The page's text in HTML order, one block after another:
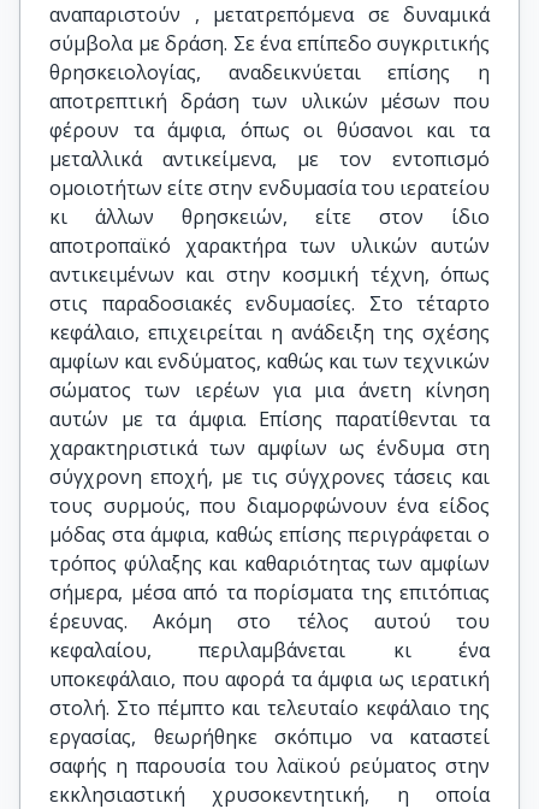
αναπαριστούν , μετατρεπόμενα σε δυναμικά
σύμβολα με δράση. Σε ένα επίπεδο συγκριτικής
θρησκειολογίας, αναδεικνύεται επίσης η
αποτρεπτική δράση των υλικών μέσων που
φέρουν τα άμφια, όπως οι θύσανοι και τα
μεταλλικά αντικείμενα, με τον εντοπισμό
ομοιοτήτων είτε στην ενδυμασία του ιερατείου
κι άλλων θρησκειών, είτε στον ίδιο
αποτροπαϊκό χαρακτήρα των υλικών αυτών
αντικειμένων και στην κοσμική τέχνη, όπως
στις παραδοσιακές ενδυμασίες. Στο τέταρτο
κεφάλαιο, επιχειρείται η ανάδειξη της σχέσης
αμφίων και ενδύματος, καθώς και των τεχνικών
σώματος των ιερέων για μια άνετη κίνηση
αυτών με τα άμφια. Επίσης παρατίθενται τα
χαρακτηριστικά των αμφίων ως ένδυμα στη
σύγχρονη εποχή, με τις σύγχρονες τάσεις και
τους συρμούς, που διαμορφώνουν ένα είδος
μόδας στα άμφια, καθώς επίσης περιγράφεται ο
τρόπος φύλαξης και καθαριότητας των αμφίων
σήμερα, μέσα από τα πορίσματα της επιτόπιας
έρευνας. Ακόμη στο τέλος αυτού του
κεφαλαίου, περιλαμβάνεται κι ένα
υποκεφάλαιο, που αφορά τα άμφια ως ιερατική
στολή. Στο πέμπτο και τελευταίο κεφάλαιο της
εργασίας, θεωρήθηκε σκόπιμο να καταστεί
σαφής η παρουσία του λαϊκού ρεύματος στην
εκκλησιαστική χρυσοκεντητική, η οποία